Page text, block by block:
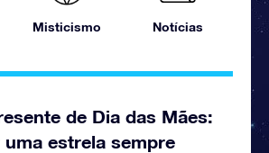
Misticismo Notícias
de Dia das Mães:
estrela sempre